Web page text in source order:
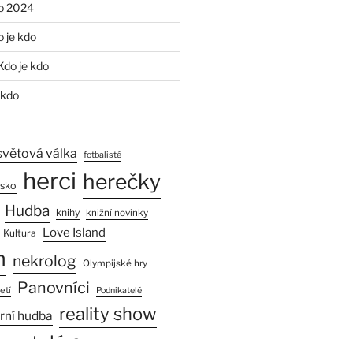
2024
je kdo
je kdo
válka fotbalisté
herci herečky
Hudba knihy knižní novinky
Kultura Love Island
nekrolog Olympijské hry
Panovníci Podnikatelé
hudba reality show